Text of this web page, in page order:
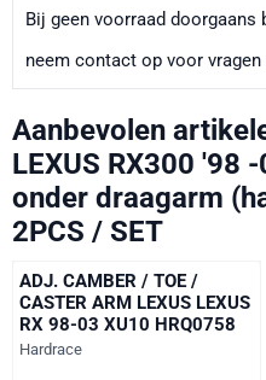
Bij geen voorraad doorgaans
neem contact op voor
Aanbevolen
LEXUS RX300 '98
onder draagarm
2PCS / SET
ADJ. CAMBER / TOE /
CASTER ARM LEXUS LEXUS
RX 98-03 XU10 HRQ0758
Merk:
Hardrace